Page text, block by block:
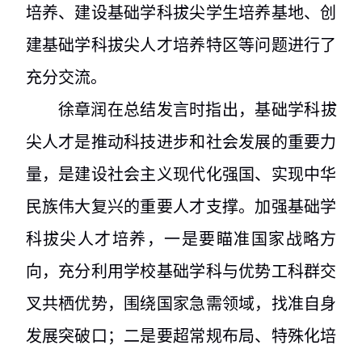
培养、建设基础学科拔尖学生培养基地、创
建基础学科拔尖人才培养特区等问题进行了
充分交流。
徐章润在总结发言时指出，基础学科拔
尖人才是推动科技进步和社会发展的重要力
量，是建设社会主义现代化强国、实现中华
民族伟大复兴的重要人才支撑。加强基础学
科拔尖人才培养，一是要瞄准国家战略方
向，充分利用学校基础学科与优势工科群交
叉共栖优势，围绕国家急需领域，找准自身
发展突破口；二是要超常规布局、特殊化培